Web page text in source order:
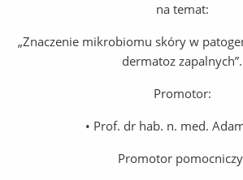
na temat:
„Znaczenie mikrobiomu skóry w
dermatoz zapalnych”.
Promotor:
• Prof. dr hab. n. med.
Promotor